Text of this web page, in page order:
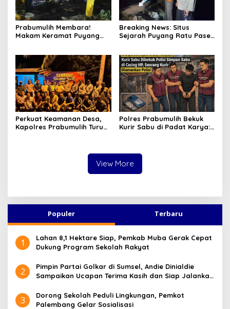
Prabumulih Membara!
Makam Keramat Puyang
dalam Semalam
Breaking News: Situs
Sejarah Puyang Ratu Pase
Perkuat Keamanan Desa,
Kapolres Prabumulih Turun
Polres Prabumulih Bekuk
Kurir Sabu di Padat Karya:
View More
Populer Terbaru
1
Lahan 8,1 Hektare Siap, Pemkab Muba Gerak Cepat
Dukung Program Sekolah Rakyat
2
Pimpin Partai Golkar di Sumsel, Andie Dinialdie
Sampaikan Ucapan Terima Kasih dan Siap Jalankan
3
Dorong Sekolah Peduli Lingkungan, Pemkot
Palembang Gelar Sosialisasi